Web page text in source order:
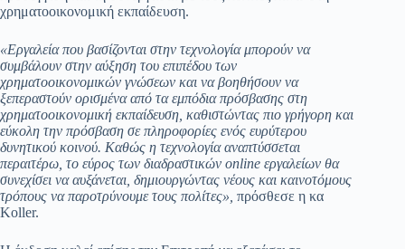
χρηματοοικονομική εκπαίδευση.
«Εργαλεία που βασίζονται στην τεχνολογία μπορούν να
συμβάλουν στην αύξηση του επιπέδου των
χρηματοοικονομικών γνώσεων και να βοηθήσουν να
ξεπεραστούν ορισμένα από τα εμπόδια πρόσβασης στη
χρηματοοικονομική εκπαίδευση, καθιστώντας πιο γρήγορη και
εύκολη την πρόσβαση σε πληροφορίες ενός ευρύτερου
δυνητικού κοινού. Καθώς η τεχνολογία αναπτύσσεται
περαιτέρω, το εύρος των διαδραστικών online εργαλείων θα
συνεχίσει να αυξάνεται, δημιουργώντας νέους και καινοτόμους
τρόπους να παροτρύνουμε τους πολίτες», πρόσθεσε η κα
Koller.